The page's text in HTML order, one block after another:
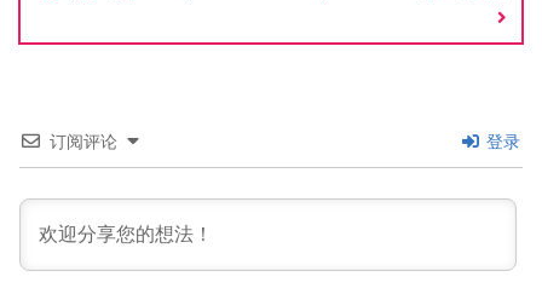
订阅评论 登录